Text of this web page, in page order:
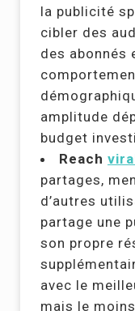
la publicité
cibler des
des abonnés
amplitude
budget
Reach
partages,
d’autres
partage une
son propre
avec le
mais le